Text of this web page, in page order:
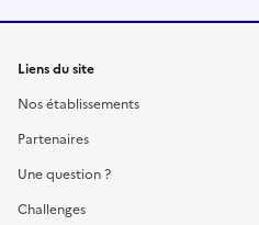
Liens du site
Nos établissements
Partenaires
Une question ?
Challenges